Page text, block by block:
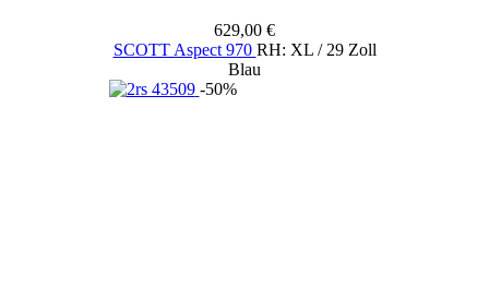
629,00 €
SCOTT Aspect 970 RH: XL / 29 Zoll
Blau
-50%